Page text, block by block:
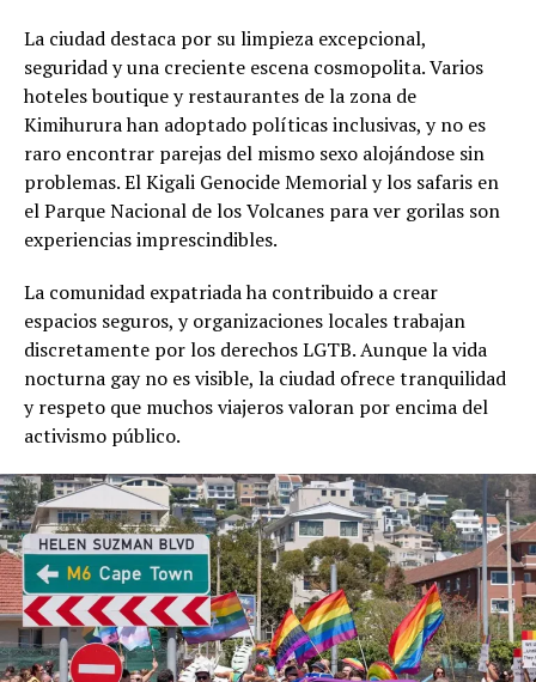
La ciudad destaca por su limpieza excepcional,
seguridad y una creciente escena cosmopolita. Varios
hoteles boutique y restaurantes de la zona de
Kimihurura han adoptado políticas inclusivas, y no es
raro encontrar parejas del mismo sexo alojándose sin
problemas. El Kigali Genocide Memorial y los safaris en
el Parque Nacional de los Volcanes para ver gorilas son
experiencias imprescindibles.
La comunidad expatriada ha contribuido a crear
espacios seguros, y organizaciones locales trabajan
discretamente por los derechos LGTB. Aunque la vida
nocturna gay no es visible, la ciudad ofrece tranquilidad
y respeto que muchos viajeros valoran por encima del
activismo público.